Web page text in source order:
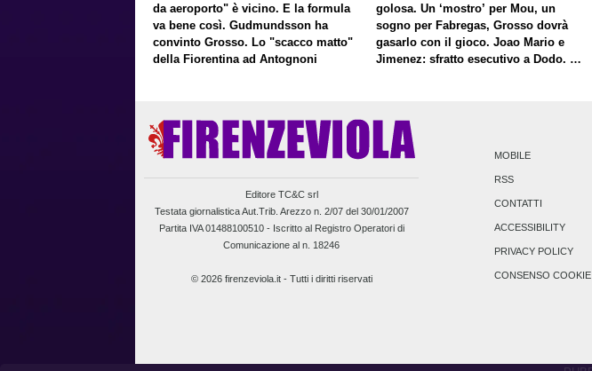
da aeroporto" è vicino. E la formula
va bene così. Gudmundsson ha
convinto Grosso. Lo "scacco matto"
della Fiorentina ad Antognoni
golosa. Un ‘mostro’ per Mou, un
sogno per Fabregas, Grosso dovrà
gasarlo con il gioco. Joao Mario e
Jimenez: sfratto esecutivo a Dodo. E
Editore TC&C srl
Testata giornalistica Aut.Trib. Arezzo n. 2/07 del 30/01/2007
Partita IVA 01488100510 - Iscritto al Registro Operatori di
Comunicazione al n. 18246
© 2026 firenzeviola.it - Tutti i diritti riservati
MOBILE
RSS
CONTATTI
ACCESSIBILITY
PRIVACY POLICY
CONSENSO COOKIE